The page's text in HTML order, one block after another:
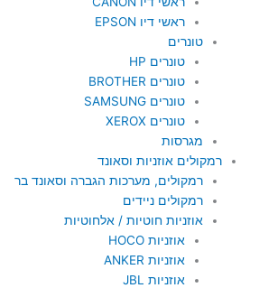
ראשי דיו EPSON
טונרים
טונרים HP
טונרים BROTHER
טונרים SAMSUNG
טונרים XEROX
מגרסות
רמקולים אוזניות וסאונד
רמקולים, מערכות הגברה וסאונד בר
רמקולים ניידים
אוזניות חוטיות / אלחוטיות
אוזניות HOCO
אוזניות ANKER
אוזניות JBL